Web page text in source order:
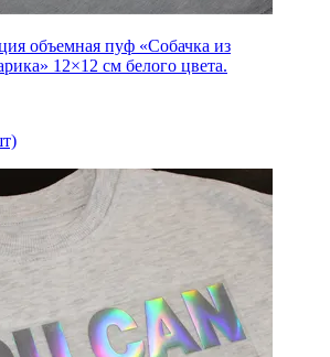
объемная пуф «Собачка из
12×12 см белого цвета.